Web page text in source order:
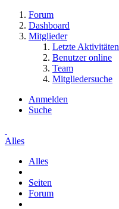
Forum
Dashboard
Mitglieder
Letzte Aktivitäten
Benutzer online
Team
Mitgliedersuche
Anmelden
Suche
Alles
Alles
Seiten
Forum